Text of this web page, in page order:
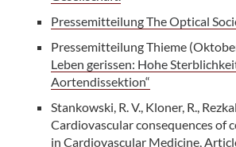
Pressemitteilung The Optical
Pressemitteilung Thieme
Leben gerissen: Hohe
Aortendissektion“
Stankowski, R. V., Kloner, R.,
Cardiovascular consequences of
in Cardiovascular Medicine,